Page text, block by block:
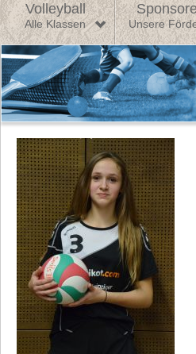
Volleyball
Alle Klassen Unsere